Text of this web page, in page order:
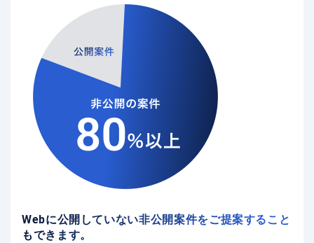
Webに公開していない非公開案件をご提案すること
もできます。